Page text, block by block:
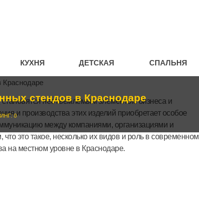
КУХНЯ ДЕТСКАЯ СПАЛЬНЯ
стендов в Краснодаре
0
становятся неотъемлемым элементом бизнеса и
и производства этих изделий приобретает особое
между компаниями, организациями и
это такое, несколько их видов и роль в современном
на местном уровне в Краснодаре.